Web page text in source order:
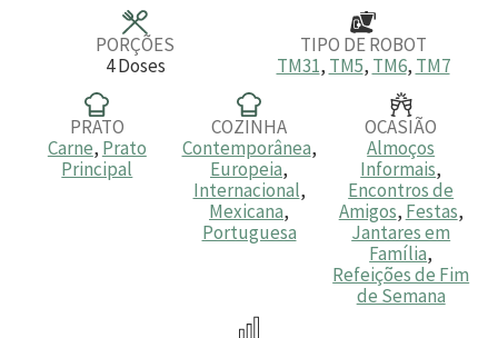
PORÇÕES
4 Doses
TIPO DE ROBOT
TM31, TM5, TM6, TM7
PRATO
Carne, Prato
Principal
COZINHA
Contemporânea,
Europeia,
Internacional,
Mexicana,
Portuguesa
OCASIÃO
Almoços
Informais,
Encontros de
Amigos, Festas,
Jantares em
Família,
Refeições de Fim
de Semana